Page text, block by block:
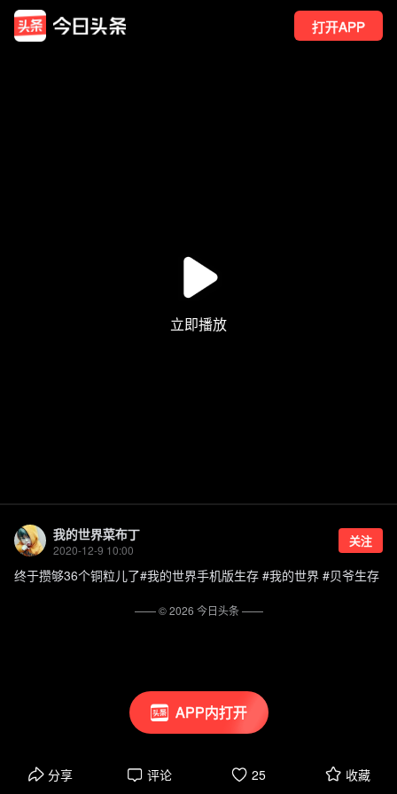
打开APP
APP内打开
我的世界菜布丁
2020-12-9 10:00
关注
终于攒够36个铜粒儿了#我的世界手机版生存 #我的世界 #贝爷生存
分享 评论 25 收藏
—— ©2026 今日头条——